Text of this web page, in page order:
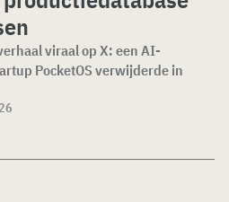
viraal op X: een AI-
PocketOS verwijderde in